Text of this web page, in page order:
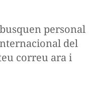
personal
del
correu ara i